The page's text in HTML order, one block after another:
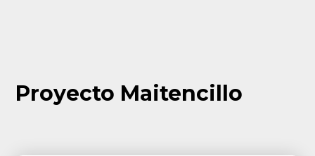
Proyecto Maitencillo